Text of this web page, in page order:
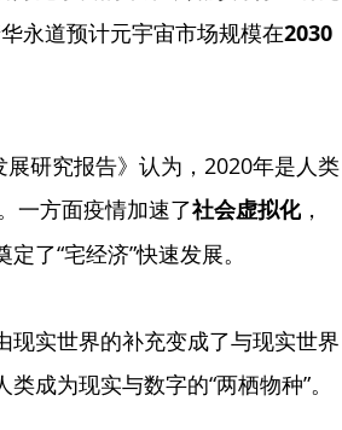
华永道预计元宇宙市场规模在2030
研究报告》认为，2020年是人类
一方面疫情加速了社会虚拟化 ，
了“宅经济”快速发展。
现实世界的补充变成了与现实世界
成为现实与数字的“两栖物种”。